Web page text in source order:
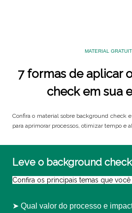
MATERIAL
7 formas de aplicar
check em sua
Confira o material sobre background check
para aprimorar processos, otimizar tempo e
Leve o background
Confira os principais temas que você
➤ Qual valor do processo e